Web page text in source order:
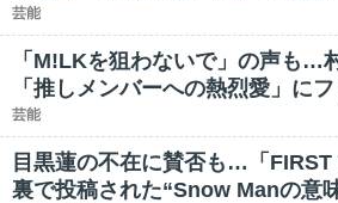
芸能
「M!LKを狙わないで」の声も…
「推しメンバーへの熱烈愛」に
芸能
目黒蓮の不在に賛否も…「
裏で投稿された“Snow Manの意